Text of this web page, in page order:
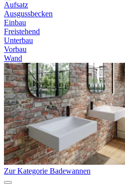
Aufsatz
Ausgussbecken
Einbau
Freistehend
Unterbau
Vorbau
Wand
Zur Kategorie Badewannen